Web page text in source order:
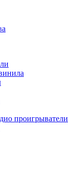
проигрыватели